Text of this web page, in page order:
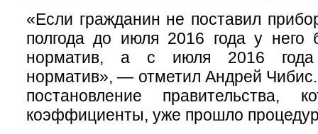
«Если гражданин не поставил
полгода до июля 2016 года у него
норматив, а с июля 2016
норматив», — отметил Андрей
постановление правительства,
коэффициенты, уже прошло